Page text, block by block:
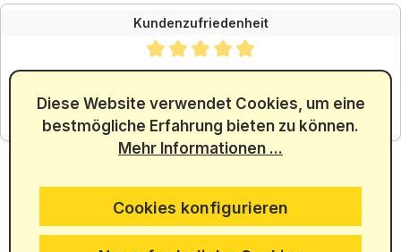
Kundenzufriedenheit
Durchschnittliche Bewertung von 4.88 von 5 Sternen
SEHR GUT
4.88/ 5.00
aus 5965 Bewertungen
Diese Website verwendet Cookies, um eine
bestmögliche Erfahrung bieten zu können.
Mehr Informationen ...
Cookies konfigurieren